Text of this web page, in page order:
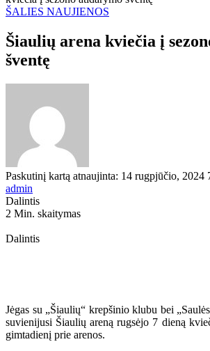
ŠALIES NAUJIENOS
Šiaulių arena kviečia į
šventę
Paskutinį kartą atnaujinta: 14 rugpjūčio, 2024
admin
Dalintis
2 Min. skaitymas
Dalintis
Jėgas su „Šiaulių“ krepšinio klubu bei
suvienijusi Šiaulių areną rugsėjo 7 dieną
gimtadienį prie arenos.